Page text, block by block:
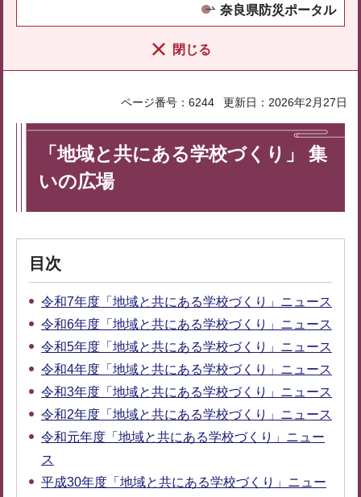
奈良県防災ポータル
閉じる
ページ番号：6244 更新日：2026年2月27日
「地域と共にある学校づくり」 集
いの広場
目次
令和7年度「地域と共にある学校づくり」ニュース
令和6年度「地域と共にある学校づくり」ニュース
令和5年度「地域と共にある学校づくり」ニュース
令和4年度「地域と共にある学校づくり」ニュース
令和3年度「地域と共にある学校づくり」ニュース
令和2年度「地域と共にある学校づくり」ニュース
令和元年度「地域と共にある学校づくり」ニュー
ス
平成30年度「地域と共にある学校づくり」ニュー